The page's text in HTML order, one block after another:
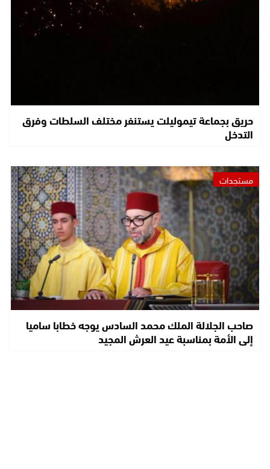
حريق بجماعة تيموليلت يستنفر مختلف السلطات وفرق
التدخل
مستجدات
صاحب الجلالة الملك محمد السادس يوجه خطابا ساميا
إلى الأمة بمناسبة عيد العرش المجيد